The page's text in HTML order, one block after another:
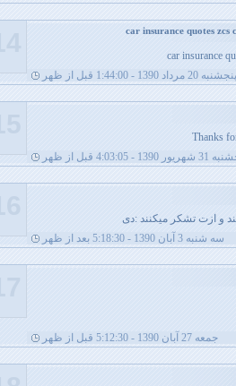
car insurance
پنجشنبه 20 مرداد 1390 - 1:44:00 قبل از ظهر
Thanks
1390 - 4:03:05 قبل از ظهر
و ازت تشکر میکنند :دی
سه شنبه 3 آبان 1390 - 5:18:30 بعد از ظهر
جمعه 27 آبان 1390 - 5:12:30 قبل از ظهر